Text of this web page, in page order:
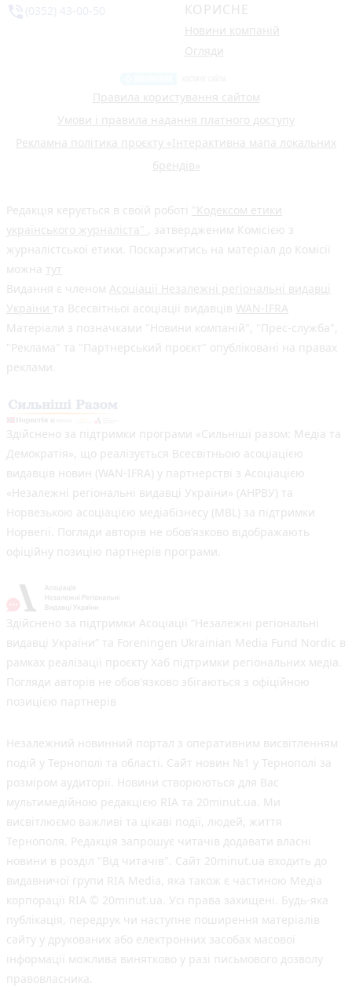
КОРИСНЕ
Новини компаній
Огляди
Правила користування сайтом
Умови і правила надання платного доступу
Рекламна політика проєкту «Інтерактивна мапа локальних
брендів»
Редакція керується в своїй роботі "Кодексом етики
українського журналіста" , затвердженим Комісією з
журналістської етики. Поскаржитись на матеріал до Комісії
можна тут
Видання є членом Асоціації Незалежні регіональні видавці
України та Всесвітньої асоціації видавців WAN-IFRA
Матеріали з позначками "Новини компаній", "Прес-служба",
"Реклама" та "Партнерський проєкт" опубліковані на правах
реклами.
Здійснено за підтримки програми «Сильніші разом: Медіа та
Демократія», що реалізується Всесвітньою асоціацією
видавців новин (WAN-IFRA) у партнерстві з Асоціацією
«Незалежні регіональні видавці України» (АНРВУ) та
Норвезькою асоціацією медіабізнесу (MBL) за підтримки
Норвегії. Погляди авторів не обов’язково відображають
офіційну позицію партнерів програми.
Здійснено за підтримки Асоціації “Незалежні регіональні
видавці України” та Foreningen Ukrainian Media Fund Nordic в
рамках реалізації проєкту Хаб підтримки регіональних медіа.
Погляди авторів не обов'язково збігаються з офіційною
позицією партнерів
Незалежний новинний портал з оперативним висвітленням
подій у Тернополі та області. Сайт новин №1 у Тернополі за
розміром аудиторії. Новини створюються для Вас
мультимедійною редакцією RIA та 20minut.ua. Ми
висвітлюємо важливі та цікаві події, людей, життя
Тернополя. Редакція запрошує читачів додавати власні
новини в розділ "Від читачів". Сайт 20minut.ua входить до
видавничої групи RIA Media, яка також є частиною Медіа
корпорації RIA © 20minut.ua. Усі права захищені. Будь-яка
публiкацiя, передрук чи наступне поширення матеріалів
сайту у друкованих або електронних засобах масової
інформації можлива винятково у разі письмового дозволу
правовласника.